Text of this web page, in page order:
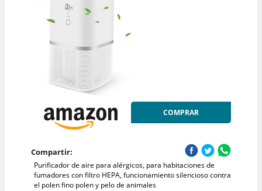
COMPRAR
Compartir:
Purificador de aire para alérgicos, para habitaciones de
fumadores con filtro HEPA, funcionamiento silencioso contra
el polen fino polen y pelo de animales